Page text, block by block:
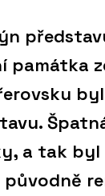
památka
a tak byl